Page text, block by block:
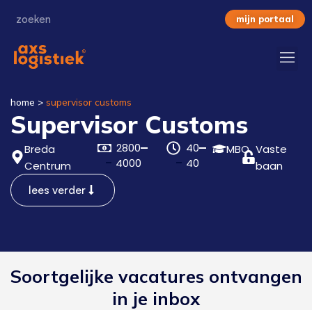
mijn portaal
home > supervisor customs
Supervisor Customs
Breda
Centrum
2800
4000
40
40
MBO Vaste
baan
lees verder
Soortgelijke vacatures ontvangen
in je inbox